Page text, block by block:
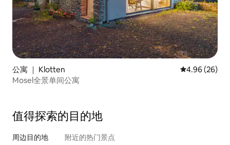
公寓 ｜ Klotten 平均评分 4.96
4.96 (26)
Mosel全景单间公寓
值得探索的目的地
周边目的地 附近的热门景点